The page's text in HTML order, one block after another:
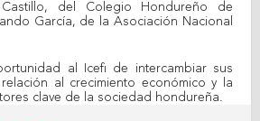
Castillo, del Colegio Hondureño de
García, de la Asociación Nacional
al Icefi de intercambiar sus
al crecimiento económico y la
clave de la sociedad hondureña.